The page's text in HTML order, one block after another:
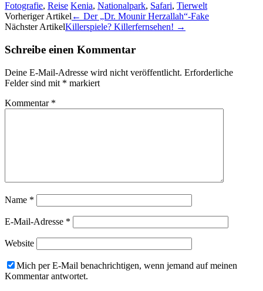
Fotografie, Reise Kenia, Nationalpark, Safari, Tierwelt
Artikel-
Navigation
Vorheriger Artikel ← Der „Dr. Mounir Herzallah“-Fake
Nächster ArtikelKillerspiele? Killerfernsehen! →
Schreibe einen Kommentar
Deine E-Mail-Adresse wird nicht veröffentlicht. Erforderliche
Felder sind mit * markiert
Kommentar *
Name *
E-Mail-Adresse *
Website
Mich per E-Mail benachrichtigen, wenn jemand auf meinen
Kommentar antwortet.